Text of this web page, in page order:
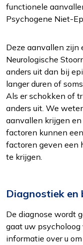
functionele
Psychogene Niet-
Deze aanvallen zijn
Neurologische
anders uit dan bij
langer duren of
Als er schokken of
anders uit. We
aanvallen krijgen
factoren kunnen
factoren geven een
te krijgen.
Diagnostiek en
De diagnose wordt
gaat uw
informatie over u